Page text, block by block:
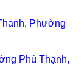
Phường
Phú Thạnh,